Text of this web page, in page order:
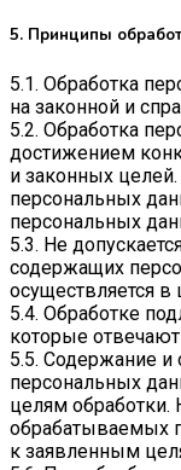
5. Принципы
5.1. Обработка
на законной и
5.2. Обработка
достижением
и законных целей.
персональных
персональных
5.3. Не
содержащих
осуществляется
5.4. Обработке
которые
5.5. Содержание
персональных
целям обработки.
обрабатываемых
к заявленным